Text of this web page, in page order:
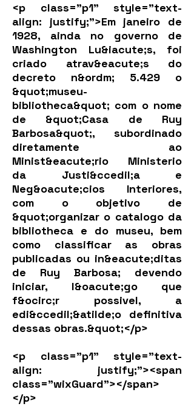
<p class="p1" style="text-
align: justify;">Em janeiro de
1928, ainda no governo de
Washington Lu&iacute;s, foi
criado atrav&eacute;s do
decreto n&ordm; 5.429 o
&quot;museu-
bibliotheca&quot; com o nome
de &quot;Casa de Ruy
Barbosa&quot;, subordinado
diretamente ao
Minist&eacute;rio Ministerio
da Justi&ccedil;a e
Neg&oacute;cios Interiores,
com o objetivo de
&quot;organizar o catalogo da
bibliotheca e do museu, bem
como classificar as obras
publicadas ou in&eacute;ditas
de Ruy Barbosa; devendo
iniciar, l&oacute;go que
f&ocirc;r possivel, a
edi&ccedil;&atilde;o definitiva
dessas obras.&quot;</p>
<p class="p1" style="text-
align: justify;"><span
class="wixGuard">​</span>
</p>